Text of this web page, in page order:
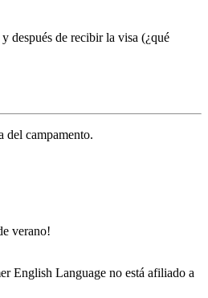
después de recibir la visa (¿qué
del campamento.
verano!
English Language no está afiliado a